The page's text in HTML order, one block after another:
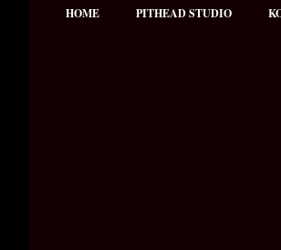
HOME PITHEAD STUDIO